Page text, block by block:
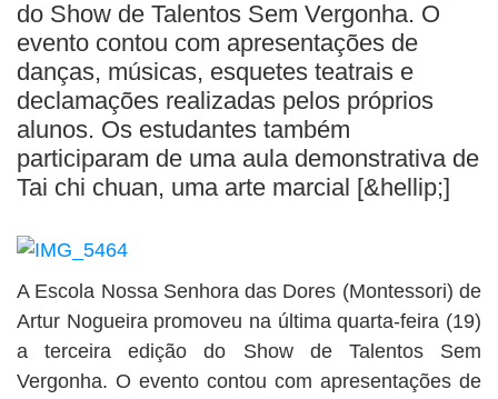
do Show de Talentos Sem Vergonha. O
evento contou com apresentações de
danças, músicas, esquetes teatrais e
declamações realizadas pelos próprios
alunos. Os estudantes também
participaram de uma aula demonstrativa de
Tai chi chuan, uma arte marcial [&hellip;]
A Escola Nossa Senhora das Dores (Montessori) de
Artur Nogueira promoveu na última quarta-feira (19)
a terceira edição do Show de Talentos Sem
Vergonha. O evento contou com apresentações de